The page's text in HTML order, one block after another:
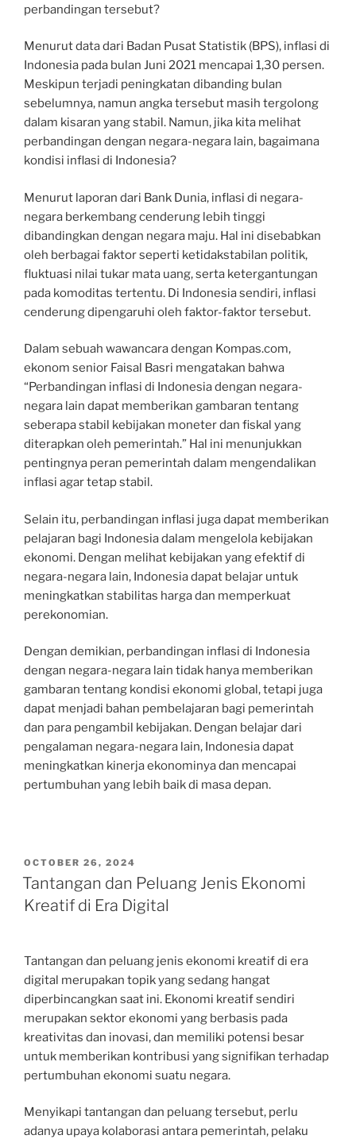
perbandingan tersebut?
Menurut data dari Badan Pusat Statistik (BPS), inflasi di
Indonesia pada bulan Juni 2021 mencapai 1,30 persen.
Meskipun terjadi peningkatan dibanding bulan
sebelumnya, namun angka tersebut masih tergolong
dalam kisaran yang stabil. Namun, jika kita melihat
perbandingan dengan negara-negara lain, bagaimana
kondisi inflasi di Indonesia?
Menurut laporan dari Bank Dunia, inflasi di negara-
negara berkembang cenderung lebih tinggi
dibandingkan dengan negara maju. Hal ini disebabkan
oleh berbagai faktor seperti ketidakstabilan politik,
fluktuasi nilai tukar mata uang, serta ketergantungan
pada komoditas tertentu. Di Indonesia sendiri, inflasi
cenderung dipengaruhi oleh faktor-faktor tersebut.
Dalam sebuah wawancara dengan Kompas.com,
ekonom senior Faisal Basri mengatakan bahwa
“Perbandingan inflasi di Indonesia dengan negara-
negara lain dapat memberikan gambaran tentang
seberapa stabil kebijakan moneter dan fiskal yang
diterapkan oleh pemerintah.” Hal ini menunjukkan
pentingnya peran pemerintah dalam mengendalikan
inflasi agar tetap stabil.
Selain itu, perbandingan inflasi juga dapat memberikan
pelajaran bagi Indonesia dalam mengelola kebijakan
ekonomi. Dengan melihat kebijakan yang efektif di
negara-negara lain, Indonesia dapat belajar untuk
meningkatkan stabilitas harga dan memperkuat
perekonomian.
Dengan demikian, perbandingan inflasi di Indonesia
dengan negara-negara lain tidak hanya memberikan
gambaran tentang kondisi ekonomi global, tetapi juga
dapat menjadi bahan pembelajaran bagi pemerintah
dan para pengambil kebijakan. Dengan belajar dari
pengalaman negara-negara lain, Indonesia dapat
meningkatkan kinerja ekonominya dan mencapai
pertumbuhan yang lebih baik di masa depan.
POSTED
ON
OCTOBER 26, 2024
Tantangan dan Peluang Jenis Ekonomi
Kreatif di Era Digital
Tantangan dan peluang jenis ekonomi kreatif di era
digital merupakan topik yang sedang hangat
diperbincangkan saat ini. Ekonomi kreatif sendiri
merupakan sektor ekonomi yang berbasis pada
kreativitas dan inovasi, dan memiliki potensi besar
untuk memberikan kontribusi yang signifikan terhadap
pertumbuhan ekonomi suatu negara.
Menyikapi tantangan dan peluang tersebut, perlu
adanya upaya kolaborasi antara pemerintah, pelaku